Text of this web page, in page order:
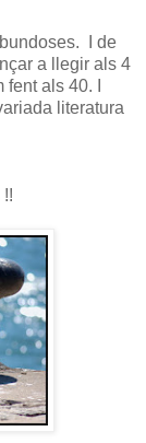
I de
a llegir als 4
als 40. I
literatura